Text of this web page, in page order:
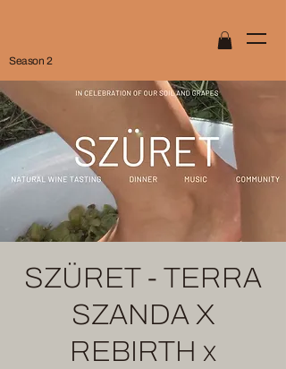
Season 2
SZÜRET - TERRA
SZANDA X
REBIRTH x